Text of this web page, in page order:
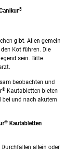
®
gibt. Allen gemein
Kot führen. Die
sein. Bitte
beobachten und
® Kautabletten bieten
und nach akutem
® Kautabletten
allein oder